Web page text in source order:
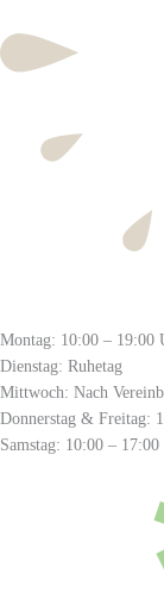
Montag: 10:00 – 19:00
Dienstag: Ruhetag
Mittwoch: Nach
Donnerstag & Freitag:
Samstag: 10:00 –